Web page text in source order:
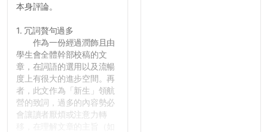
本身評論。
1. 冗詞贅句過多
作為一份經過潤飾且由
學生會全體幹部校稿的文
章，在詞語的選用以及流暢
度上有很大的進步空間。再
者，此文作為「新生」領航
營的致詞，過多的內容勢必
會讓讀者厭煩或注意力轉